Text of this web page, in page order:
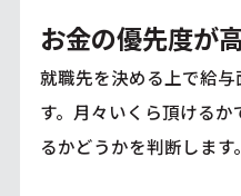
お金の優先度
就職先を決める上で給
す。月々いくら頂ける
るかどうかを判断します。